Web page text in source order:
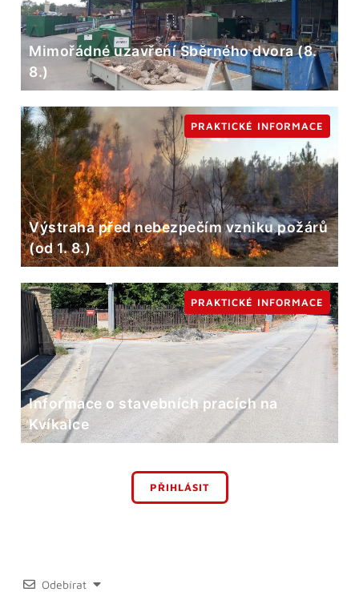
Mimořádné uzavření Sběrného dvora (8.
8.)
Výstraha před nebezpečím vzniku požárů
(od 1. 8.)
PRAKTICKÉ INFORMACE
Informace o stavebních pracích na
Kvíkalce
PRAKTICKÉ INFORMACE
PŘIHLÁSIT
Odebírat